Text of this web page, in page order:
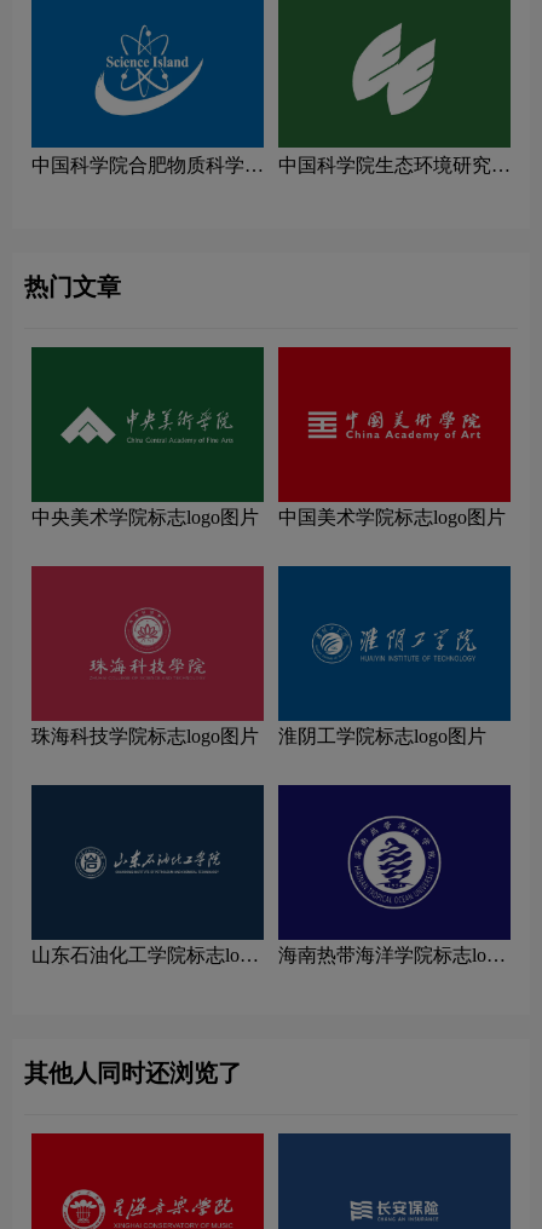
中国科学院合肥物质科学研
中国科学院生态环境研究中
热门文章
中央美术学院标志logo图片 中国美术学院标志logo图片
珠海科技学院标志logo图片 淮阴工学院标志logo图片
山东石油化工学院标志logo
海南热带海洋学院标志logo
其他人同时还浏览了